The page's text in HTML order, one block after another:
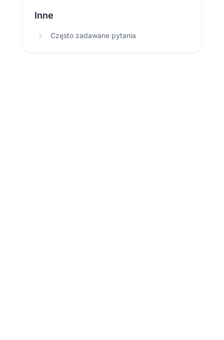
Inne
Często zadawane pytania